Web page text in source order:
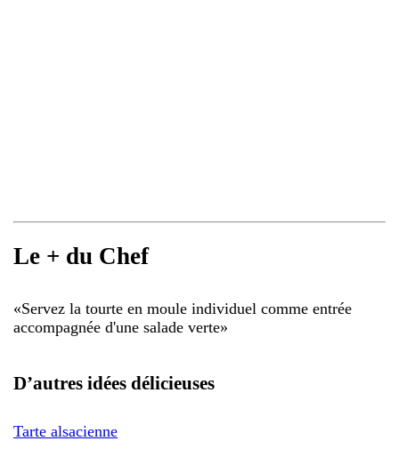
Le + du Chef
«Servez la tourte en moule individuel comme entrée
accompagnée d'une salade verte»
D’autres idées délicieuses
Tarte alsacienne